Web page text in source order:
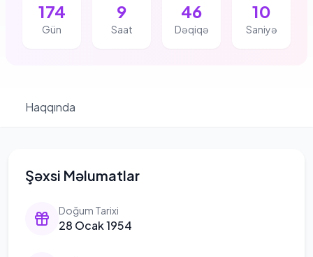
174
Gün
9
Saat
46
Dəqiqə
9
Saniyə
Haqqında
Şəxsi Məlumatlar
Doğum Tarixi
28 Ocak 1954